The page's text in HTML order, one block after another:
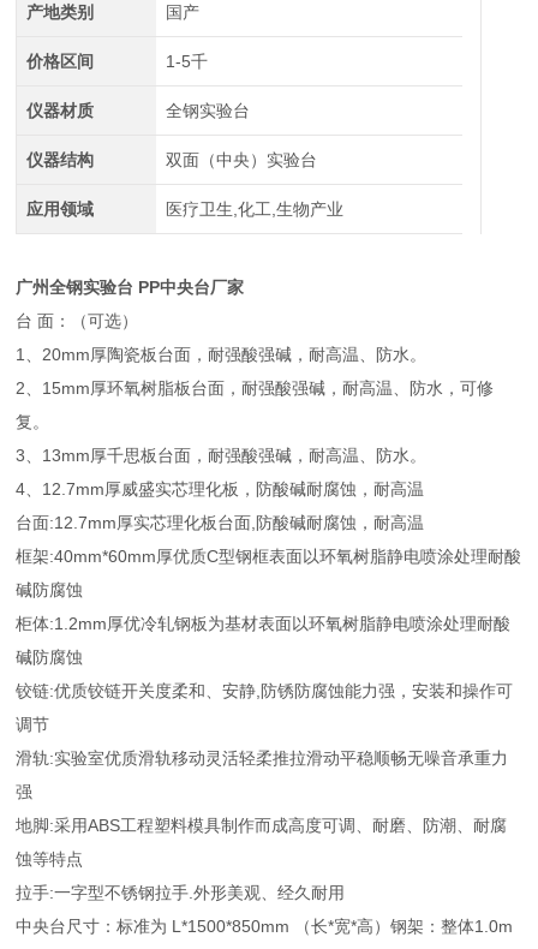
产地类别 国产
价格区间 1-5千
仪器材质 全钢实验台
仪器结构 双面（中央）实验台
应用领域 医疗卫生,化工,生物产业
广州全钢实验台 PP中央台厂家
台 面：（可选）
1、20mm厚陶瓷板台面，耐强酸强碱，耐高温、防水。
2、15mm厚环氧树脂板台面，耐强酸强碱，耐高温、防水，可修
复。
3、13mm厚千思板台面，耐强酸强碱，耐高温、防水。
4、12.7mm厚威盛实芯理化板，防酸碱耐腐蚀，耐高温
台面:12.7mm厚实芯理化板台面,防酸碱耐腐蚀，耐高温
框架:40mm*60mm厚优质C型钢框表面以环氧树脂静电喷涂处理耐酸
碱防腐蚀
柜体:1.2mm厚优冷轧钢板为基材表面以环氧树脂静电喷涂处理耐酸
碱防腐蚀
铰链:优质铰链开关度柔和、安静,防锈防腐蚀能力强，安装和操作可
调节
滑轨:实验室优质滑轨移动灵活轻柔推拉滑动平稳顺畅无噪音承重力
强
地脚:采用ABS工程塑料模具制作而成高度可调、耐磨、防潮、耐腐
蚀等特点
拉手:一字型不锈钢拉手.外形美观、经久耐用
中央台尺寸：标准为 L*1500*850mm （长*宽*高）钢架：整体1.0m